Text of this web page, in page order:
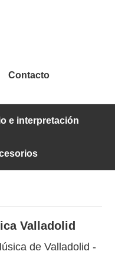
Contacto
e interpretación
Valladolid
de Valladolid -